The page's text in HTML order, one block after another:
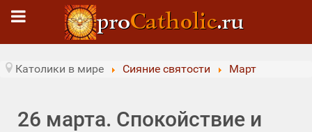
Католики в мире Сияние святости Март
26 марта. Спокойствие и